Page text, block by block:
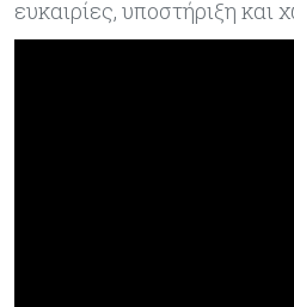
ευκαιρίες, υποστήριξη και